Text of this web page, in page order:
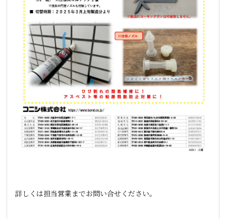
詳しくは担当営業までお問い合せください。